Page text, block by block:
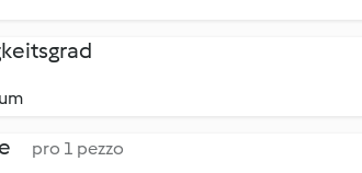
pro 1 pezzo